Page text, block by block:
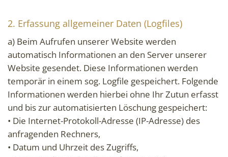
2. Erfassung allgemeiner Daten (Logfiles)
a) Beim Aufrufen unserer Website werden
automatisch Informationen an den Server unserer
Website gesendet. Diese Informationen werden
temporär in einem sog. Logfile gespeichert. Folgende
Informationen werden hierbei ohne Ihr Zutun erfasst
und bis zur automatisierten Löschung gespeichert:
• Die Internet-Protokoll-Adresse (IP-Adresse) des
anfragenden Rechners,
• Datum und Uhrzeit des Zugriffs,